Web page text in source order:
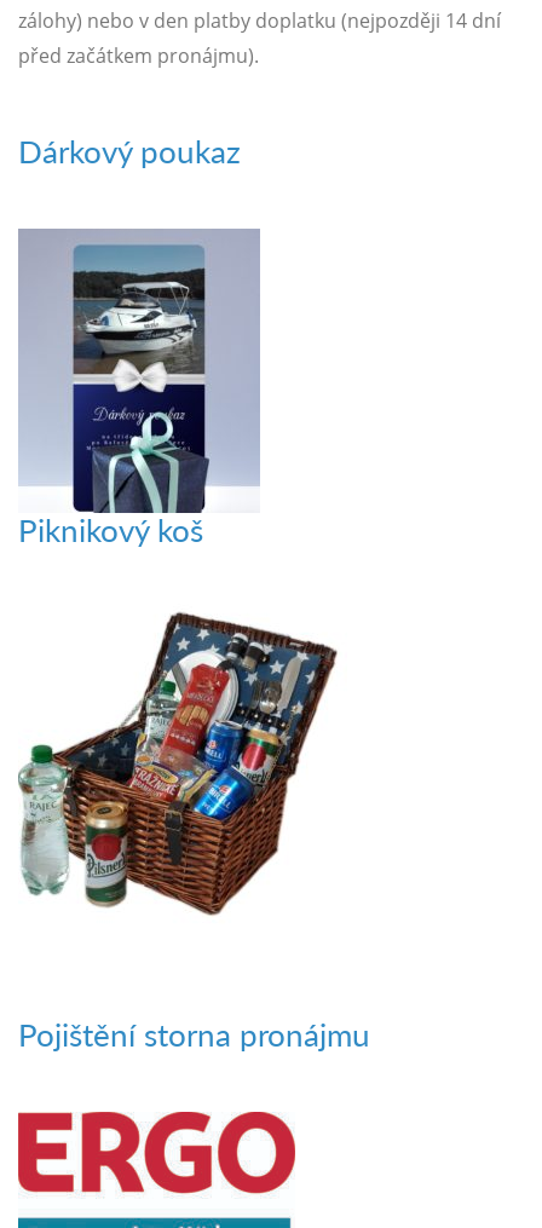
zálohy) nebo v den platby doplatku (nejpozději 14 dní
před začátkem pronájmu).
Dárkový poukaz
Piknikový koš
Pojištění storna pronájmu